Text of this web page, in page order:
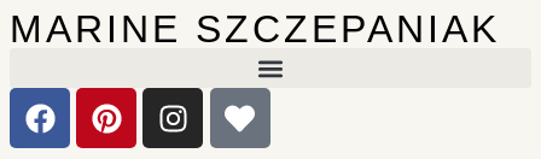
MARINE SZCZEPANIAK